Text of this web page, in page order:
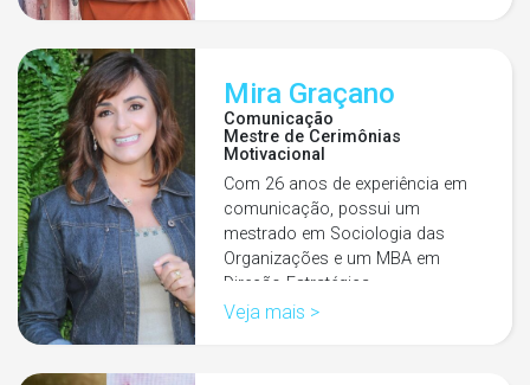
Mira Graçano
Comunicação
Mestre de Cerimônias
Motivacional
Com 26 anos de experiência em
comunicação, possui um
mestrado em Sociologia das
Organizações e um MBA em
Direção Estratégica.…
Veja mais >